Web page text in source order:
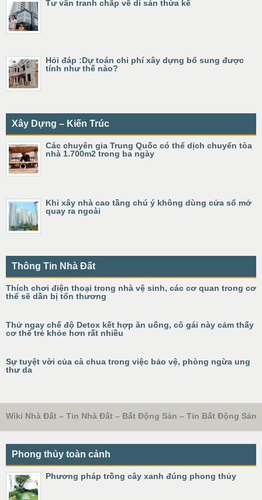
Tư vấn tranh chấp về di sản thừa kế
Hỏi đáp :Dự toán chi phí xây dựng bổ sung được
tính như thế nào?
Xây Dựng – Kiến Trúc
Các chuyên gia Trung Quốc có thể dịch chuyển tòa
nhà 1.700m2 trong ba ngày
Khi xây nhà cao tầng chú ý không dùng cửa sổ mở
quay ra ngoài
Thông Tin Nhà Đất
Thích chơi điện thoại trong nhà vệ sinh, các cơ quan trong cơ
thể sẽ dần bị tổn thương
Thử ngay chế độ Detox kết hợp ăn uống, cô gái này cảm thấy
cơ thể trẻ khỏe hơn rất nhiều
Sự tuyệt vời của cà chua trong việc bảo vệ, phòng ngừa ung
thư da
Wiki Nhà Đất – Tin Nhà Đất – Bất Động Sản – Tin Bất Động Sản
Phong thủy toàn cảnh
Phương pháp trồng cây xanh đúng phong thủy